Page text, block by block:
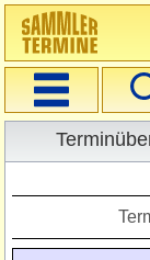
Erweiterte
Startseite
Auswahl